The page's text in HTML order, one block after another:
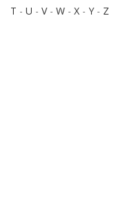
T - U - V- W - X - Y - Z